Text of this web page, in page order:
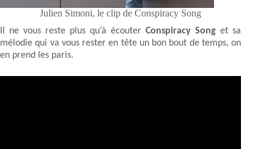
Julien Simoni, le clip de Conspiracy Song
Il ne vous reste plus qu’à écouterConspiracy Song et sa
mélodie qui va vous rester en tête un bon bout de temps, on
en prend les paris.